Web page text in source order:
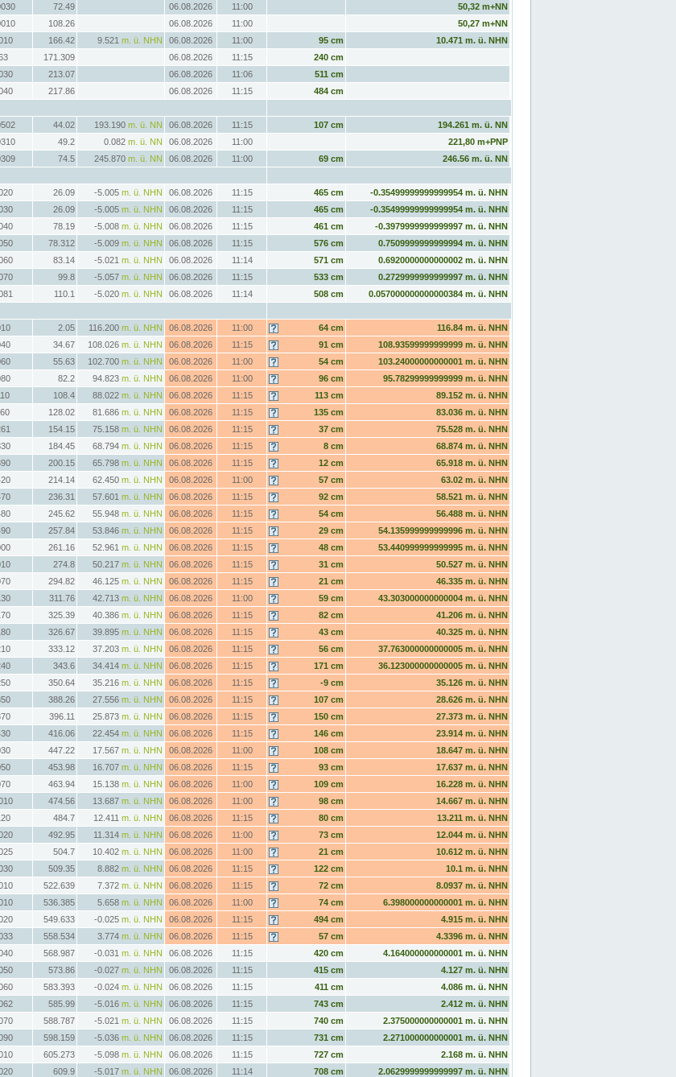
72.49 06.08.2026 11:00
50,32 m+NN
108.26 06.08.2026 11:00
50,27 m+NN
166.42 9.521 m. ü. NHN 06.08.2026 11:00 95 cm
10.471 m. ü. NHN
171.309 06.08.2026 11:15
240 cm
213.07 06.08.2026 11:06
511 cm
217.86 06.08.2026 11:15
484 cm
44.02 193.190 m. ü. NN 06.08.2026 11:15 107 cm
194.261 m. ü. NN
49.2 0.082 m. ü. NN 06.08.2026 11:00
221,80 m+PNP
74.5 245.870 m. ü. NN 06.08.2026 11:00 69 cm
246.56 m. ü. NN
26.09 -5.005 m. ü. NHN 06.08.2026 11:15 465 cm
-0.35499999999999954 m. ü. NHN
26.09 -5.005 m. ü. NHN 06.08.2026 11:15 465 cm
-0.35499999999999954 m. ü. NHN
78.19 -5.008 m. ü. NHN 06.08.2026 11:15 461 cm
-0.3979999999999997 m. ü. NHN
78.312 -5.009 m. ü. NHN 06.08.2026 11:15 576 cm
0.7509999999999994 m. ü. NHN
83.14 -5.021 m. ü. NHN 06.08.2026 11:14 571 cm
0.6920000000000002 m. ü. NHN
99.8 -5.057 m. ü. NHN 06.08.2026 11:15 533 cm
0.2729999999999997 m. ü. NHN
110.1 -5.020 m. ü. NHN 06.08.2026 11:14 508 cm
0.057000000000000384 m. ü. NHN
2.05 116.200 m. ü. NHN 06.08.2026 11:00 64 cm
116.84 m. ü. NHN
34.67 108.026 m. ü. NHN 06.08.2026 11:15 91 cm
108.93599999999999 m. ü. NHN
55.63 102.700 m. ü. NHN 06.08.2026 11:00 54 cm
103.24000000000001 m. ü. NHN
82.2 94.823 m. ü. NHN 06.08.2026 11:00 96 cm
95.78299999999999 m. ü. NHN
108.4 88.022 m. ü. NHN 06.08.2026 11:15 113 cm
89.152 m. ü. NHN
128.02 81.686 m. ü. NHN 06.08.2026 11:15 135 cm
83.036 m. ü. NHN
154.15 75.158 m. ü. NHN 06.08.2026 11:15 37 cm
75.528 m. ü. NHN
184.45 68.794 m. ü. NHN 06.08.2026 11:15 8 cm
68.874 m. ü. NHN
200.15 65.798 m. ü. NHN 06.08.2026 11:15 12 cm
65.918 m. ü. NHN
214.14 62.450 m. ü. NHN 06.08.2026 11:00 57 cm
63.02 m. ü. NHN
236.31 57.601 m. ü. NHN 06.08.2026 11:15 92 cm
58.521 m. ü. NHN
245.62 55.948 m. ü. NHN 06.08.2026 11:15 54 cm
56.488 m. ü. NHN
257.84 53.846 m. ü. NHN 06.08.2026 11:15 29 cm
54.135999999999996 m. ü. NHN
261.16 52.961 m. ü. NHN 06.08.2026 11:15 48 cm
53.440999999999995 m. ü. NHN
274.8 50.217 m. ü. NHN 06.08.2026 11:15 31 cm
50.527 m. ü. NHN
294.82 46.125 m. ü. NHN 06.08.2026 11:15 21 cm
46.335 m. ü. NHN
311.76 42.713 m. ü. NHN 06.08.2026 11:00 59 cm
43.303000000000004 m. ü. NHN
325.39 40.386 m. ü. NHN 06.08.2026 11:15 82 cm
41.206 m. ü. NHN
326.67 39.895 m. ü. NHN 06.08.2026 11:15 43 cm
40.325 m. ü. NHN
333.12 37.203 m. ü. NHN 06.08.2026 11:15 56 cm
37.763000000000005 m. ü. NHN
343.6 34.414 m. ü. NHN 06.08.2026 11:15 171 cm
36.123000000000005 m. ü. NHN
350.64 35.216 m. ü. NHN 06.08.2026 11:15 -9 cm
35.126 m. ü. NHN
388.26 27.556 m. ü. NHN 06.08.2026 11:15 107 cm
28.626 m. ü. NHN
396.11 25.873 m. ü. NHN 06.08.2026 11:15 150 cm
27.373 m. ü. NHN
416.06 22.454 m. ü. NHN 06.08.2026 11:15 146 cm
23.914 m. ü. NHN
447.22 17.567 m. ü. NHN 06.08.2026 11:00 108 cm
18.647 m. ü. NHN
453.98 16.707 m. ü. NHN 06.08.2026 11:15 93 cm
17.637 m. ü. NHN
463.94 15.138 m. ü. NHN 06.08.2026 11:00 109 cm
16.228 m. ü. NHN
474.56 13.687 m. ü. NHN 06.08.2026 11:00 98 cm
14.667 m. ü. NHN
484.7 12.411 m. ü. NHN 06.08.2026 11:15 80 cm
13.211 m. ü. NHN
492.95 11.314 m. ü. NHN 06.08.2026 11:00 73 cm
12.044 m. ü. NHN
504.7 10.402 m. ü. NHN 06.08.2026 11:00 21 cm
10.612 m. ü. NHN
509.35 8.882 m. ü. NHN 06.08.2026 11:15 122 cm
10.1 m. ü. NHN
522.639 7.372 m. ü. NHN 06.08.2026 11:15 72 cm
8.0937 m. ü. NHN
536.385 5.658 m. ü. NHN 06.08.2026 11:00 74 cm
6.398000000000001 m. ü. NHN
549.633 -0.025 m. ü. NHN 06.08.2026 11:15 494 cm
4.915 m. ü. NHN
558.534 3.774 m. ü. NHN 06.08.2026 11:15 57 cm
4.3396 m. ü. NHN
568.987 -0.031 m. ü. NHN 06.08.2026 11:15 420 cm
4.164000000000001 m. ü. NHN
573.86 -0.027 m. ü. NHN 06.08.2026 11:15 415 cm
4.127 m. ü. NHN
583.393 -0.024 m. ü. NHN 06.08.2026 11:15 411 cm
4.086 m. ü. NHN
585.99 -5.016 m. ü. NHN 06.08.2026 11:15 743 cm
2.412 m. ü. NHN
588.787 -5.021 m. ü. NHN 06.08.2026 11:15 740 cm
2.375000000000001 m. ü. NHN
598.159 -5.036 m. ü. NHN 06.08.2026 11:15 731 cm
2.271000000000001 m. ü. NHN
605.273 -5.098 m. ü. NHN 06.08.2026 11:15 727 cm
2.168 m. ü. NHN
609.9 -5.017 m. ü. NHN 06.08.2026 11:14 708 cm
2.0629999999999997 m. ü. NHN